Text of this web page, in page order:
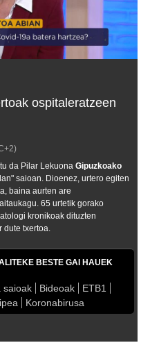
ospitaleratzeen
da Pilar Lekuona Gipuzkoako
saioan. Dioenez, urtero egiten
baina aurten are
65 urtetik gorako
kronikoak dituzten
dute txertoa.
BESTE GAI HAUEK
saioak Bideoak
ETB1
Koronabirusa